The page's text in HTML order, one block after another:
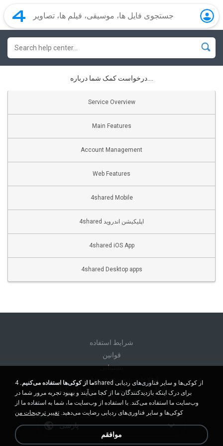
درخواست کمک شما درباره....
Service Overview
Main Features
Account Management
Web Features
4shared Mobile
4shared اپلیکیشن اندروید
4shared iOS App
4shared Desktop apps
شرايط استفاده
قوانين
پشتیبانی
اطلاعات شخصی من را نفروشید
اطلاعات شخصی من را به اشتراک نگذارید
پارسی
ما از کوکی‌ها استفاده می‌کنیم. 4shared از کوکی‌ها و سایر فناوری‌های ردیابی
برای درک اینکه بازدیدکنندگان ما از کجا می‌آیند و بهبود تجربه مرور شما در
وب‌سایت ما استفاده می‌کند. با استفاده از وب‌سایت ما، شما به استفاده ما از
کوکی‌ها و سایر فناوری‌های ردیابی رضایت می‌دهید. تغییر ترجیحات من
موافقم